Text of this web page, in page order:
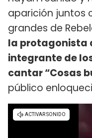
aparición juntos
grandes de
la protagonista
integrante de
cantar “Cosas
público